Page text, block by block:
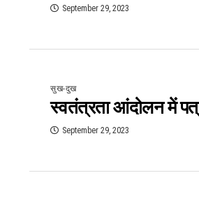
September 29, 2023
सुख-दुख
स्वतंत्रता आंदोलन में
September 29, 2023